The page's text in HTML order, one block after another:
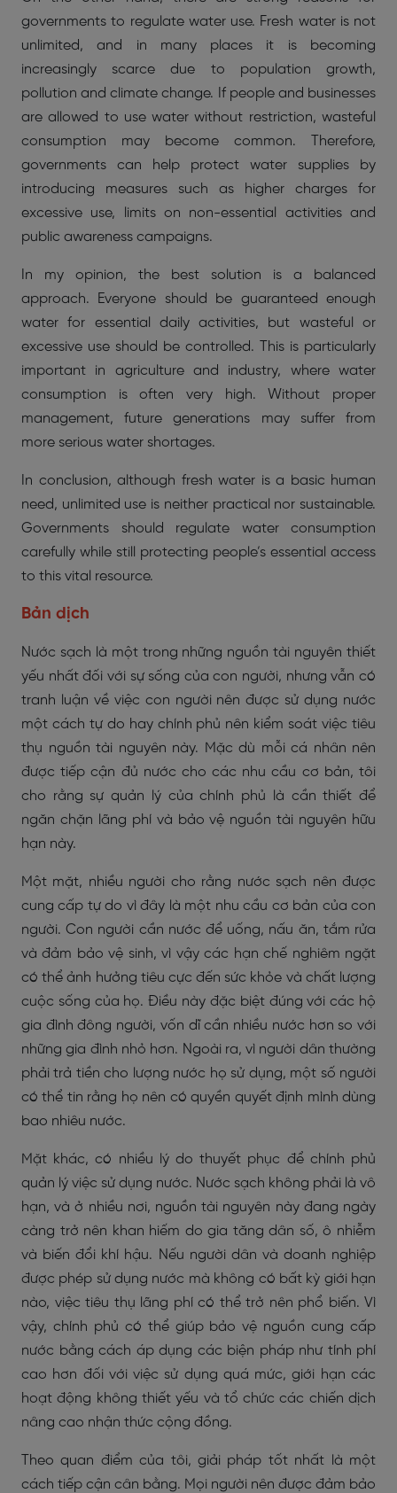
governments to regulate water use. Fresh water is not
unlimited, and in many places it is becoming
increasingly scarce due to population growth,
pollution and climate change. If people and businesses
are allowed to use water without restriction, wasteful
consumption may become common. Therefore,
governments can help protect water supplies by
introducing measures such as higher charges for
excessive use, limits on non-essential activities and
public awareness campaigns.
In my opinion, the best solution is a balanced
approach. Everyone should be guaranteed enough
water for essential daily activities, but wasteful or
excessive use should be controlled. This is particularly
important in agriculture and industry, where water
consumption is often very high. Without proper
management, future generations may suffer from
more serious water shortages.
In conclusion, although fresh water is a basic human
need, unlimited use is neither practical nor sustainable.
Governments should regulate water consumption
carefully while still protecting people’s essential access
to this vital resource.
Bản dịch
Nước sạch là một trong những nguồn tài nguyên thiết
yếu nhất đối với sự sống của con người, nhưng vẫn có
tranh luận về việc con người nên được sử dụng nước
một cách tự do hay chính phủ nên kiểm soát việc tiêu
thụ nguồn tài nguyên này. Mặc dù mỗi cá nhân nên
được tiếp cận đủ nước cho các nhu cầu cơ bản, tôi
cho rằng sự quản lý của chính phủ là cần thiết để
ngăn chặn lãng phí và bảo vệ nguồn tài nguyên hữu
hạn này.
Một mặt, nhiều người cho rằng nước sạch nên được
cung cấp tự do vì đây là một nhu cầu cơ bản của con
người. Con người cần nước để uống, nấu ăn, tắm rửa
và đảm bảo vệ sinh, vì vậy các hạn chế nghiêm ngặt
có thể ảnh hưởng tiêu cực đến sức khỏe và chất lượng
cuộc sống của họ. Điều này đặc biệt đúng với các hộ
gia đình đông người, vốn dĩ cần nhiều nước hơn so với
những gia đình nhỏ hơn. Ngoài ra, vì người dân thường
phải trả tiền cho lượng nước họ sử dụng, một số người
có thể tin rằng họ nên có quyền quyết định mình dùng
bao nhiêu nước.
Mặt khác, có nhiều lý do thuyết phục để chính phủ
quản lý việc sử dụng nước. Nước sạch không phải là vô
hạn, và ở nhiều nơi, nguồn tài nguyên này đang ngày
càng trở nên khan hiếm do gia tăng dân số, ô nhiễm
và biến đổi khí hậu. Nếu người dân và doanh nghiệp
được phép sử dụng nước mà không có bất kỳ giới hạn
nào, việc tiêu thụ lãng phí có thể trở nên phổ biến. Vì
vậy, chính phủ có thể giúp bảo vệ nguồn cung cấp
nước bằng cách áp dụng các biện pháp như tính phí
cao hơn đối với việc sử dụng quá mức, giới hạn các
hoạt động không thiết yếu và tổ chức các chiến dịch
nâng cao nhận thức cộng đồng.
Theo quan điểm của tôi, giải pháp tốt nhất là một
cách tiếp cận cân bằng. Mọi người nên được đảm bảo